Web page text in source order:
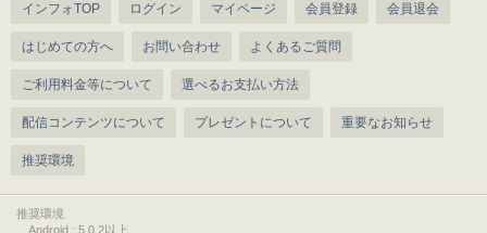
インフォTOP ログイン マイページ 会員登録 会員退会
はじめての方へ お問い合わせ よくあるご質問
ご利用料金等について 選べるお支払い方法
配信コンテンツについて プレゼントについて 重要なお知らせ
推奨環境
推奨環境
Android : 5.0.2以上